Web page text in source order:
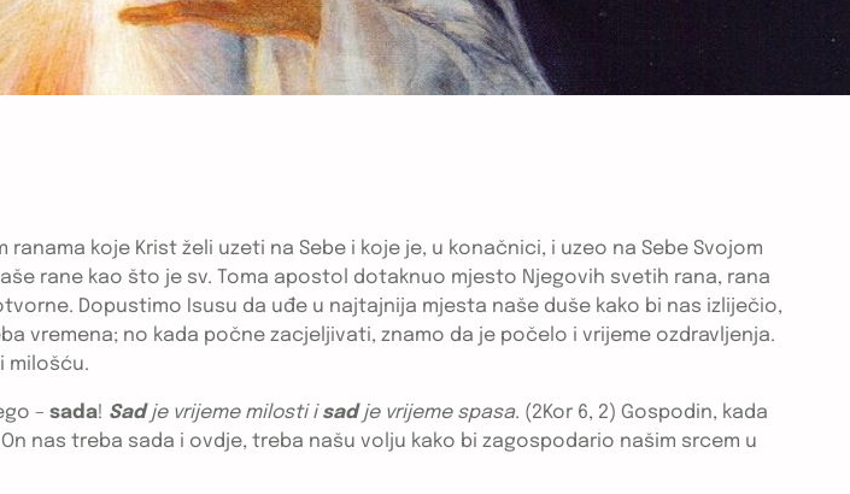
koje Krist želi uzeti na Sebe i koje je, u konačnici, i uzeo na Sebe Svojom
rane kao što je sv. Toma apostol dotaknuo mjesto Njegovih svetih rana, rana
Dopustimo Isusu da uđe u najtajnija mjesta naše duše kako bi nas izliječio,
vremena; no kada počne zacjeljivati, znamo da je počelo i vrijeme ozdravljenja.
milošću.
– sada! Sadje vrijeme milosti isadje vrijeme spasa. (2Kor 6, 2) Gospodin, kada
nas treba sada i ovdje, treba našu volju kako bi zagospodario našim srcem u